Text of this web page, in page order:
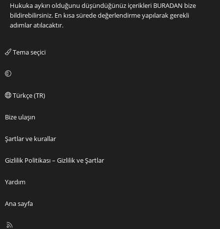
Hukuka aykırı olduğunu düşündüğünüz içerikleri BURADAN bize
bildirebilirsiniz. En kısa sürede değerlendirme yapılarak gerekli
adımlar atılacaktır.
Tema seçici
Türkçe (TR)
Bize ulaşın
Şartlar ve kurallar
Gizlilik Politikası – Gizlilik ve Şartlar
Yardım
Ana sayfa
R